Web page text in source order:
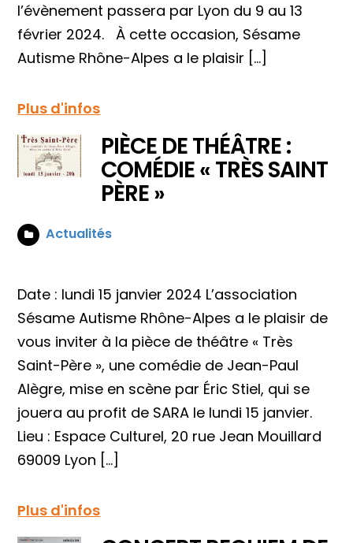
l’évènement passera par Lyon du 9 au 13
février 2024. À cette occasion, Sésame
Autisme Rhône-Alpes a le plaisir […]
Plus d'infos
PIÈCE DE THÉÂTRE :
COMÉDIE « TRÈS SAINT
PÈRE »
Actualités
Date : lundi 15 janvier 2024 L’association
Sésame Autisme Rhône-Alpes a le plaisir de
vous inviter à la pièce de théâtre « Très
Saint-Père », une comédie de Jean-Paul
Alègre, mise en scène par Éric Stiel, qui se
jouera au profit de SARA le lundi 15 janvier.
Lieu : Espace Culturel, 20 rue Jean Mouillard
69009 Lyon […]
Plus d'infos